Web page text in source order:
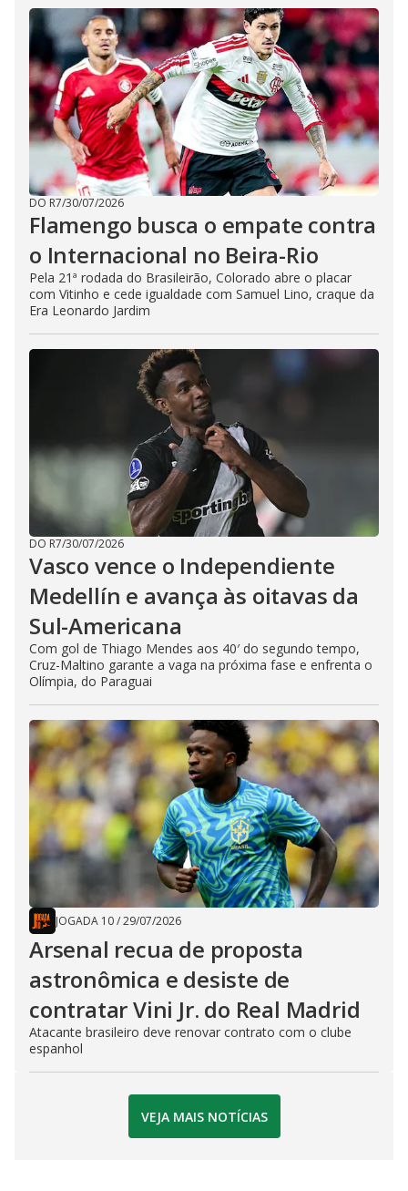
DO R7/30/07/2026
Flamengo busca o empate contra
o Internacional no Beira-Rio
Pela 21ª rodada do Brasileirão, Colorado abre o placar
com Vitinho e cede igualdade com Samuel Lino, craque da
Era Leonardo Jardim
DO R7/30/07/2026
Vasco vence o Independiente
Medellín e avança às oitavas da
Sul-Americana
Com gol de Thiago Mendes aos 40′ do segundo tempo,
Cruz-Maltino garante a vaga na próxima fase e enfrenta o
Olímpia, do Paraguai
JOGADA 10/29/07/2026
Arsenal recua de proposta
astronômica e desiste de
contratar Vini Jr. do Real Madrid
Atacante brasileiro deve renovar contrato com o clube
espanhol
VEJA MAIS NOTÍCIAS